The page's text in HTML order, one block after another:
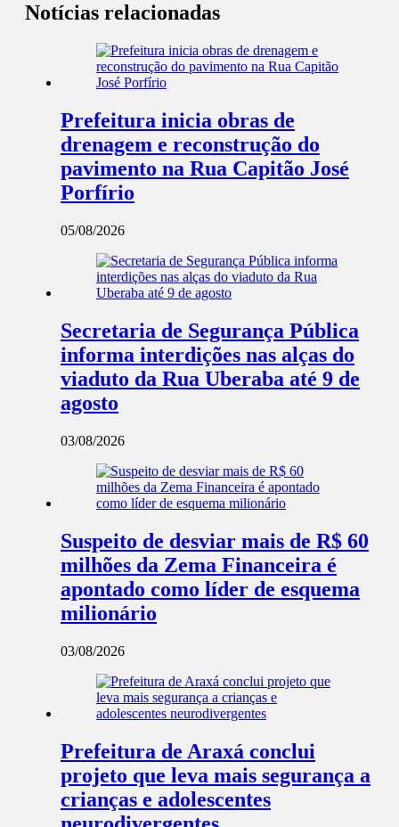
Notícias relacionadas
Prefeitura inicia obras de
drenagem e reconstrução do
pavimento na Rua Capitão José
Porfírio
05/08/2026
Secretaria de Segurança Pública
informa interdições nas alças do
viaduto da Rua Uberaba até 9 de
agosto
03/08/2026
Suspeito de desviar mais de R$ 60
milhões da Zema Financeira é
apontado como líder de esquema
milionário
03/08/2026
Prefeitura de Araxá conclui
projeto que leva mais segurança a
crianças e adolescentes